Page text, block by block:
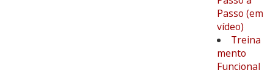
Passo (em
vídeo)
Treina
mento
Funcional